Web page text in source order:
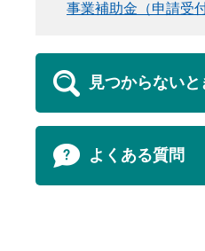
事業補助金（申請受
見つからないと
よくある質問